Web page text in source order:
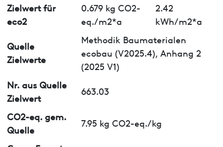
Zielwert für
eco2
0.679 kg CO2-
eq./m2*a
2.42
kWh/m2*a
Quelle
Zielwerte
Methodik Baumaterialen
ecobau (V2025.4), Anhang 2
(2025 V1)
Nr. aus Quelle
Zielwert
663.03
CO2-eq. gem.
Quelle
7.95 kg CO2-eq./kg